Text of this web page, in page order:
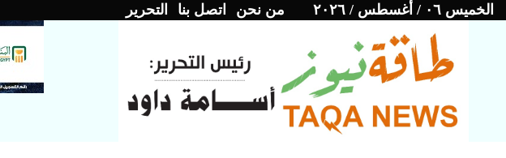
الخميس ٠٦ / أغسطس / ٢٠٢٦ من نحن اتصل بنا التحرير